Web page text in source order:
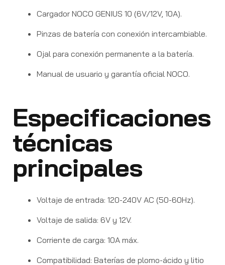
Cargador NOCO GENIUS 10 (6V/12V, 10A).
Pinzas de batería con conexión intercambiable.
Ojal para conexión permanente a la batería.
Manual de usuario y garantía oficial NOCO.
Especificaciones
técnicas
principales
Voltaje de entrada: 120-240V AC (50-60Hz).
Voltaje de salida: 6V y 12V.
Corriente de carga: 10A máx.
Compatibilidad: Baterías de plomo-ácido y litio